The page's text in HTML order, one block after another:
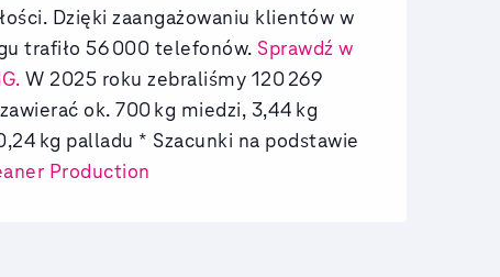
Dzięki zaangażowaniu klientów w
trafiło 56000 telefonów. Sprawdź w
W 2025 roku zebraliśmy 120 269
ok. 700 kg miedzi, 3,44 kg
kg palladu * Szacunki na podstawie
Production